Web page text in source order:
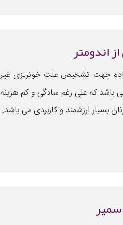
اندومتر
جهت تشخیص علت خونریزی غیر
باشد که علی رغم سادگی و کم هزینه
بسیار ارزشمند و کاربردی می باشد.